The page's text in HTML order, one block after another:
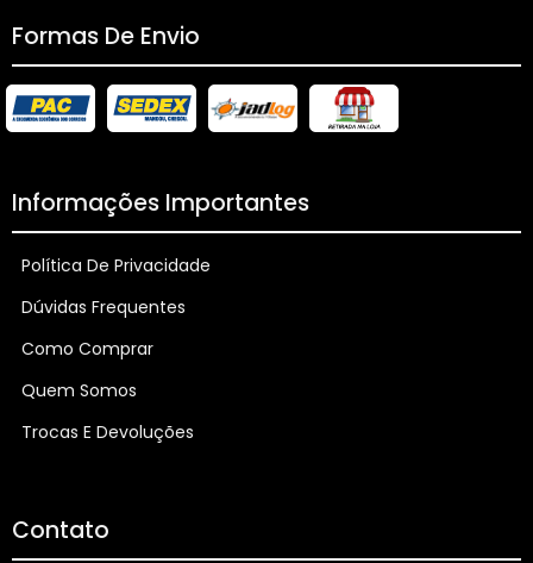
Formas De Envio
Informações Importantes
Política De Privacidade
Dúvidas Frequentes
Como Comprar
Quem Somos
Trocas E Devoluções
Contato